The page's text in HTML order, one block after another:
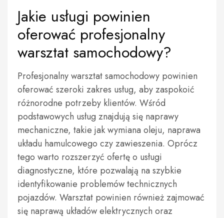
Jakie usługi powinien
oferować profesjonalny
warsztat samochodowy?
Profesjonalny warsztat samochodowy powinien
oferować szeroki zakres usług, aby zaspokoić
różnorodne potrzeby klientów. Wśród
podstawowych usług znajdują się naprawy
mechaniczne, takie jak wymiana oleju, naprawa
układu hamulcowego czy zawieszenia. Oprócz
tego warto rozszerzyć ofertę o usługi
diagnostyczne, które pozwalają na szybkie
identyfikowanie problemów technicznych
pojazdów. Warsztat powinien również zajmować
się naprawą układów elektrycznych oraz